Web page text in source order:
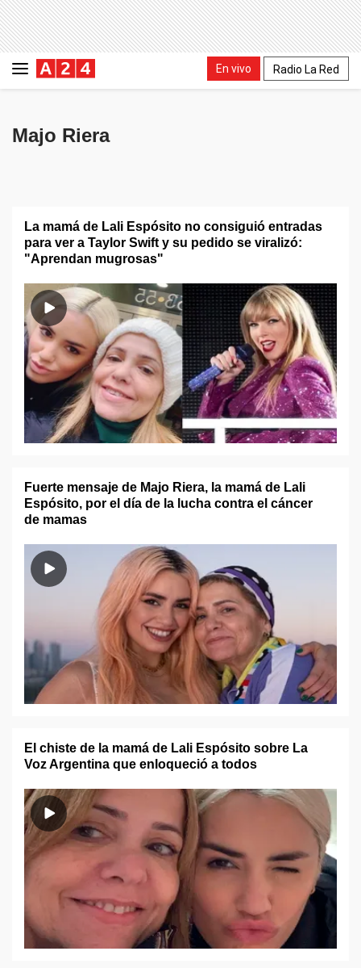
En vivo Radio La Red
Majo Riera
La mamá de Lali Espósito no consiguió entradas
para ver a Taylor Swift y su pedido se viralizó:
"Aprendan mugrosas"
Fuerte mensaje de Majo Riera, la mamá de Lali
Espósito, por el día de la lucha contra el cáncer
de mamas
El chiste de la mamá de Lali Espósito sobre La
Voz Argentina que enloqueció a todos